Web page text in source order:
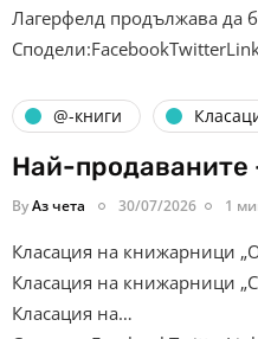
Лагерфелд продължава да
@-книги
Най-
ByАз чета 30/07/2026 1
Класация на книжарници
Класация на книжарници
Класация на…